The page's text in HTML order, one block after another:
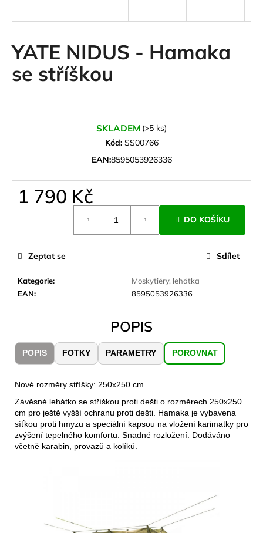
YATE NIDUS - Hamaka
se stříškou
SKLADEM (>5 ks)
Kód: SS00766
EAN:8595053926336
1 790 Kč
DO KOŠÍKU
Kategorie:
Moskytiéry, lehátka
EAN: 8595053926336
Zeptat se Sdílet
POPIS
POPIS FOTKY PARAMETRY POROVNAT
Nové rozměry stříšky: 250x250 cm
Závěsné lehátko se stříškou proti dešti o rozměrech 250x250
cm pro ještě vyšší ochranu proti dešti. Hamaka je vybavena
síťkou proti hmyzu a speciální kapsou na vložení karimatky pro
zvýšení tepelného komfortu. Snadné rozložení. Dodáváno
včetně karabin, provazů a kolíků.
í
t
?
D
r
u
u
LAKEN
HLINÍK
1500
ML
MODRÁ
379
Kč